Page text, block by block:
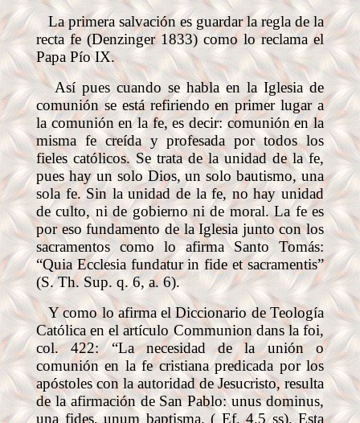
La primera salvación es guardar la regla de la
recta fe (Denzinger 1833) como lo reclama el
Papa Pío IX.
Así pues cuando se habla en la Iglesia de
comunión se está refiriendo en primer lugar a
la comunión en la fe, es decir: comunión en la
misma fe creída y profesada por todos los
fieles católicos. Se trata de la unidad de la fe,
pues hay un solo Dios, un solo bautismo, una
sola fe. Sin la unidad de la fe, no hay unidad
de culto, ni de gobierno ni de moral. La fe es
por eso fundamento de la Iglesia junto con los
sacramentos como lo afirma Santo Tomás:
“Quia Ecclesia fundatur in fide et sacramentis”
(S. Th. Sup. q. 6, a. 6).
Y como lo afirma el Diccionario de Teología
Católica en el artículo Communion dans la foi,
col. 422: “La necesidad de la unión o
comunión en la fe cristiana predicada por los
apóstoles con la autoridad de Jesucristo, resulta
de la afirmación de San Pablo: unus dominus,
una fides, unum baptisma. ( Ef. 4,5 ss). Esta